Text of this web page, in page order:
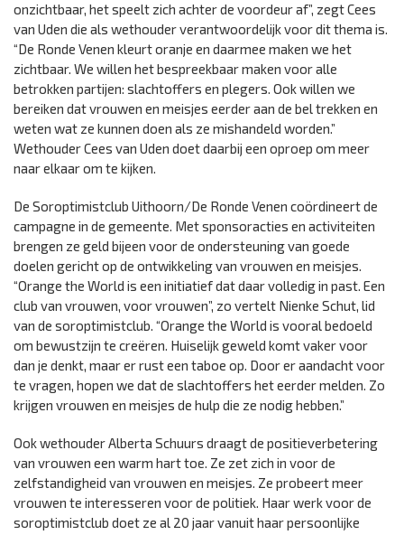
onzichtbaar, het speelt zich achter de voordeur af”, zegt Cees
van Uden die als wethouder verantwoordelijk voor dit thema is.
“De Ronde Venen kleurt oranje en daarmee maken we het
zichtbaar. We willen het bespreekbaar maken voor alle
betrokken partijen: slachtoffers en plegers. Ook willen we
bereiken dat vrouwen en meisjes eerder aan de bel trekken en
weten wat ze kunnen doen als ze mishandeld worden.”
Wethouder Cees van Uden doet daarbij een oproep om meer
naar elkaar om te kijken.
De Soroptimistclub Uithoorn/De Ronde Venen coördineert de
campagne in de gemeente. Met sponsoracties en activiteiten
brengen ze geld bijeen voor de ondersteuning van goede
doelen gericht op de ontwikkeling van vrouwen en meisjes.
“Orange the World is een initiatief dat daar volledig in past. Een
club van vrouwen, voor vrouwen”, zo vertelt Nienke Schut, lid
van de soroptimistclub. “Orange the World is vooral bedoeld
om bewustzijn te creëren. Huiselijk geweld komt vaker voor
dan je denkt, maar er rust een taboe op. Door er aandacht voor
te vragen, hopen we dat de slachtoffers het eerder melden. Zo
krijgen vrouwen en meisjes de hulp die ze nodig hebben.”
Ook wethouder Alberta Schuurs draagt de positieverbetering
van vrouwen een warm hart toe. Ze zet zich in voor de
zelfstandigheid van vrouwen en meisjes. Ze probeert meer
vrouwen te interesseren voor de politiek. Haar werk voor de
soroptimistclub doet ze al 20 jaar vanuit haar persoonlijke